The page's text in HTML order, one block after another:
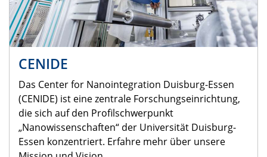
CENIDE
Das Center for Nanointegration Duisburg-Essen
(CENIDE) ist eine zentrale Forschungseinrichtung,
die sich auf den Profilschwerpunkt
„Nanowissenschaften“ der Universität Duisburg-
Essen konzentriert. Erfahre mehr über unsere